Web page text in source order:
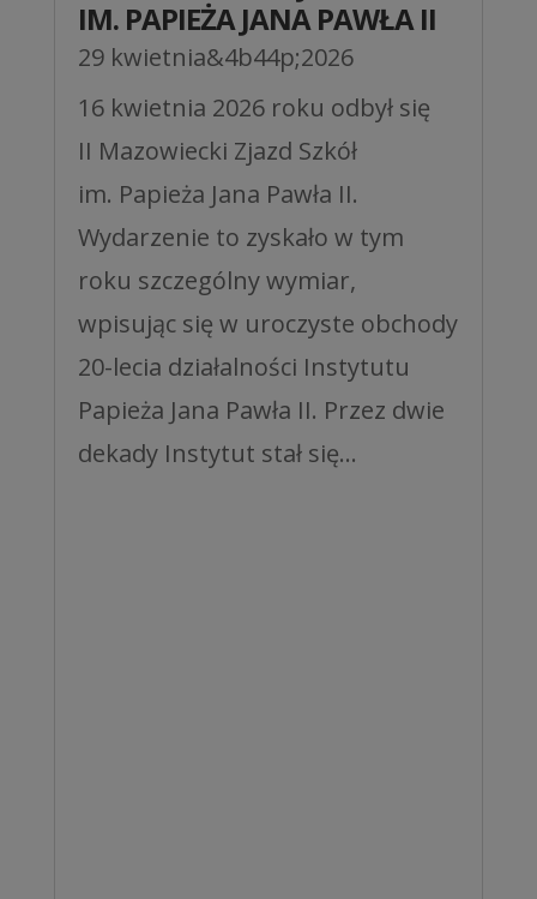
IM. PAPIEŻA JANA PAWŁA II
29 kwietnia&4b44p;2026
16 kwietnia 2026 roku odbył się
II Mazowiecki Zjazd Szkół
im. Papieża Jana Pawła II.
Wydarzenie to zyskało w tym
roku szczególny wymiar,
wpisując się w uroczyste obchody
20-lecia działalności Instytutu
Papieża Jana Pawła II. Przez dwie
dekady Instytut stał się...